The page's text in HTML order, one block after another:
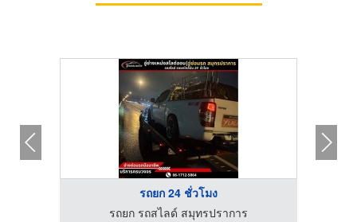
รถยก 24 ชั่วโมง
รถยก รถสไลด์ สมุทรปราการ